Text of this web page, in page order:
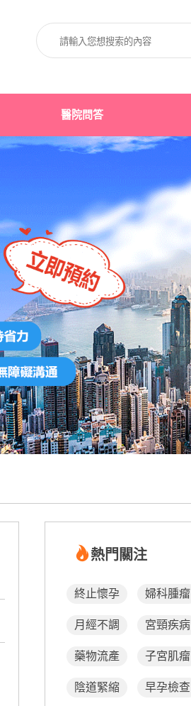
醫院問答
熱門關注
終止懷孕 婦科腫瘤
月經不調 宮頸疾病
藥物流產 子宮肌瘤
陰道緊縮 早孕檢查